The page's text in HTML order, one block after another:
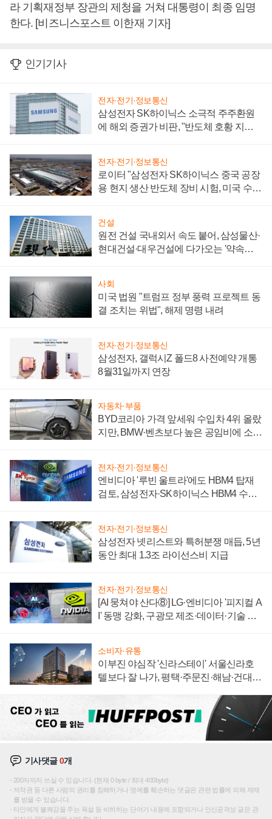
라 기획재정부 장관의 제청을 거쳐 대통령이 최종 임명
한다. [비즈니스포스트 이한재 기자]
인기기사
전자·전기·정보통신
삼성전자 SK하이닉스 소극적 주주환원
에 해외 증권가 비판, "반도체 호황 지속
전자·전기·정보통신
로이터 "삼성전자 SK하이닉스 중국 공장
용 현지 생산 반도체 장비 시험, 미국 수출
건설
원전 건설 국내외서 속도 붙어, 삼성물산·
현대건설·대우건설에 다가오는 '약속의
사회
미국 법원 "트럼프 정부 풍력 프로젝트 동
결 조치는 위법", 해제 명령 내려
전자·전기·정보통신
삼성전자, 갤럭시Z 폴드8 사전예약 개통
8월31일까지 연장
자동차·부품
BYD코리아 가격 앞세워 수입차 4위 올랐
지만, BMW·벤츠보다 높은 공임비에 소비
전자·전기·정보통신
엔비디아 '루빈 울트라'에도 HBM4 탑재
검토, 삼성전자·SK하이닉스 HBM4 수율
전자·전기·정보통신
삼성전자 넷리스트와 특허분쟁 매듭, 5년
동안 최대 1.3조 라이선스비 지급
전자·전기·정보통신
[AI 뭉쳐야 산다⑧] LG·엔비디아 '피지컬 A
I' 동맹 강화, 구광모 제조·데이터·기술 결
소비자·유통
이부진 야심작 '신라스테이' 서울신라호
텔보다 잘 나가, 평택·주문진·해남·건대로
기사댓글0개
200자까지 쓰실 수 있습니다. (현재 0 byte / 최대 400byte)
저작권 등 다른 사람의 권리를 침해하거나 명예를 훼손하는 댓글은 관련 법률에 의해 제재
를 받을 수 있습니다.
타인에게 불쾌감을 주는 욕설 등 비하하는 단어가 내용에 포함되거나 인신공격성 글은 관